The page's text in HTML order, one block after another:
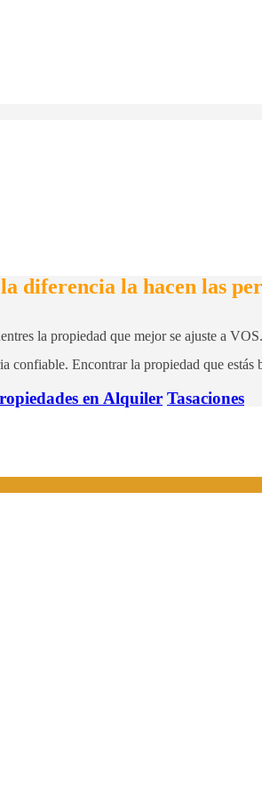
diferencia la hacen las
la propiedad que mejor se ajuste a
confiable. Encontrar la propiedad que estás
en Alquiler Tasaciones